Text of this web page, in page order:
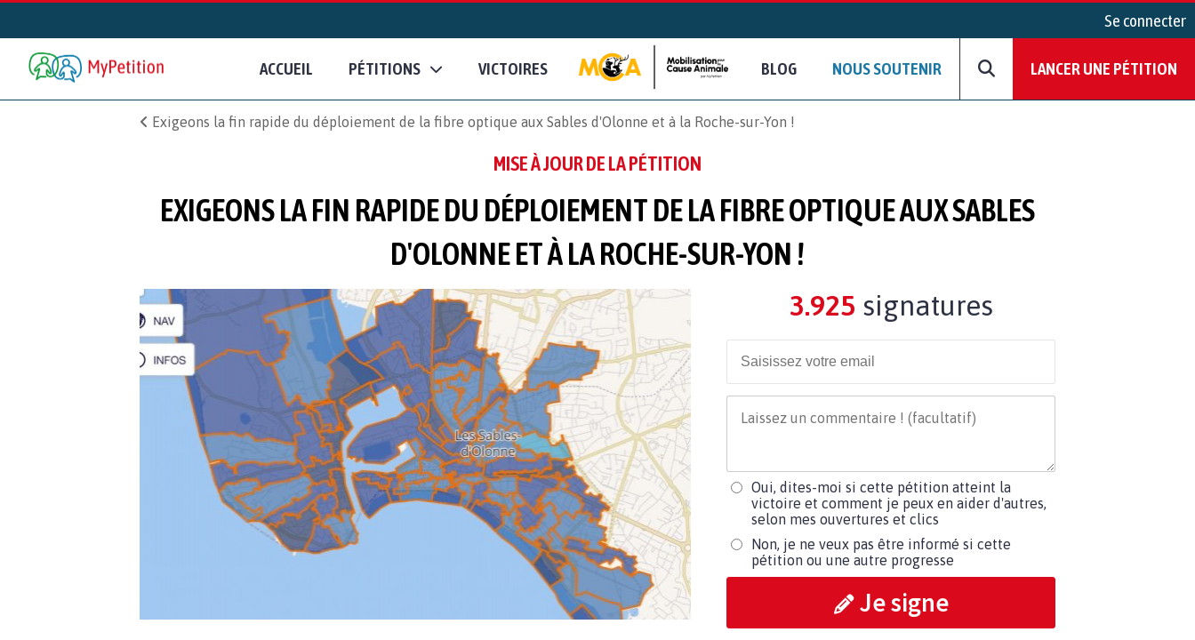
Se connecter
ACCUEIL PÉTITIONS VICTOIRES BLOG NOUS SOUTENIR LANCER UNE PÉTITION
Exigeons la fin rapide du déploiement de la fibre optique aux Sables d'Olonne et à la Roche-sur-Yon !
MISE À JOUR DE LA PÉTITION
EXIGEONS LA FIN RAPIDE DU DÉPLOIEMENT DE LA FIBRE OPTIQUE AUX SABLES
D'OLONNE ET À LA ROCHE-SUR-YON !
3.925 signatures
Oui, dites-moi si cette pétition atteint la
victoire et comment je peux en aider d'autres,
selon mes ouvertures et clics
Non, je ne veux pas être informé si cette
pétition ou une autre progresse
Je signe